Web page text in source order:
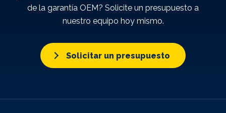
de la garantía OEM? Solicite un presupuesto a
nuestro equipo hoy mismo.
Solicitar un presupuesto